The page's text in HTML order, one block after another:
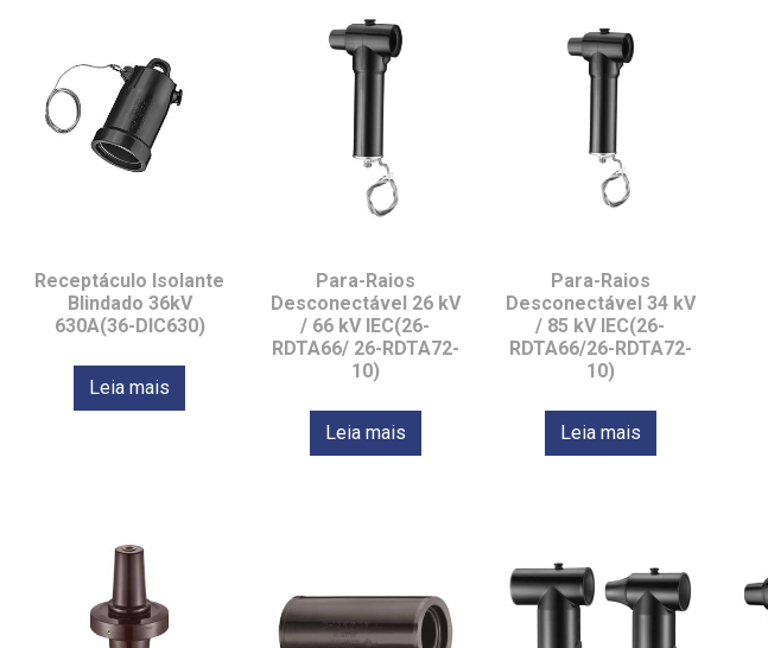
Receptáculo Isolante
Blindado 36kV
630A(36-DIC630)
Leia mais
Para-Raios
Desconectável 26 kV
/ 66 kV IEC(26-
RDTA66/ 26-RDTA72-
10)
Leia mais
Para-Raios
Desconectável 34 kV
/ 85 kV IEC(26-
RDTA66/26-RDTA72-
10)
Leia mais